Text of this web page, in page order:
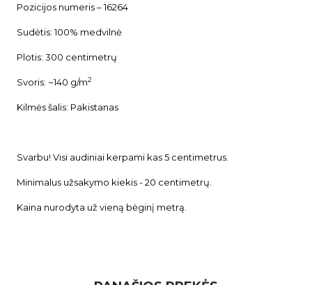
Pozicijos numeris – 16264
Sudėtis: 100% medvilnė
Plotis: 300 centimetrų
Svoris: ~140 g/m2
Kilmės šalis: Pakistanas
Svarbu! Visi audiniai kerpami kas 5 centimetrus.
Minimalus užsakymo kiekis - 20 centimetrų.
Kaina nurodyta už vieną bėginį metrą.